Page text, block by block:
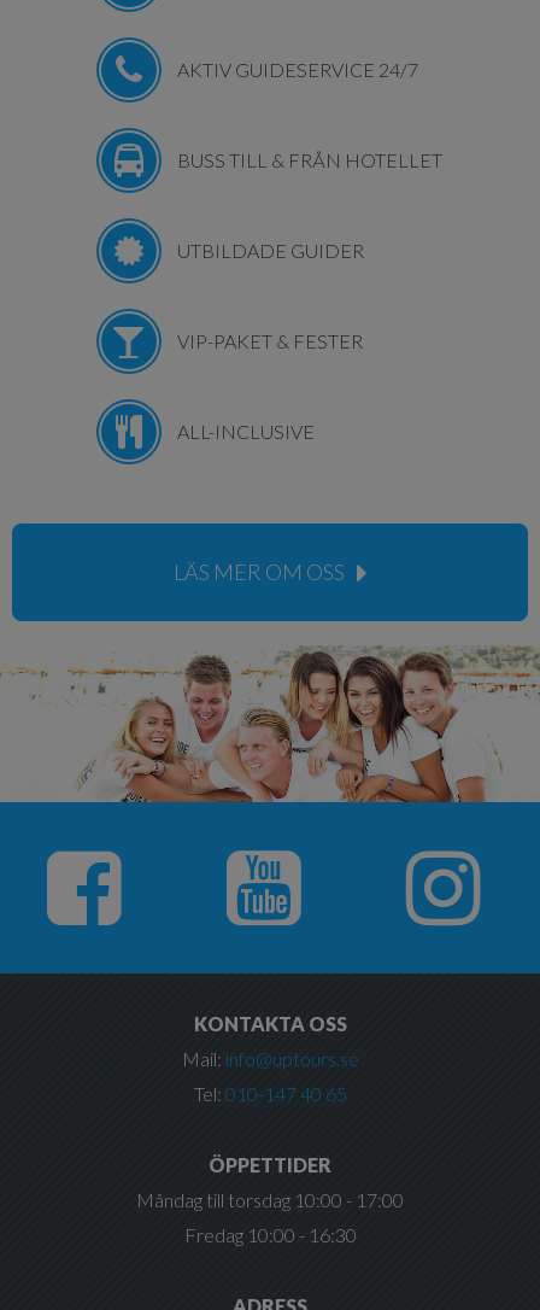
AKTIV GUIDESERVICE 24/7
BUSS TILL & FRÅN HOTELLET
UTBILDADE GUIDER
VIP-PAKET & FESTER
ALL-INCLUSIVE
LÄS MER OM OSS
KONTAKTA OSS
Mail: info@uptours.se
Tel: 010-147 40 65
ÖPPETTIDER
Måndag till torsdag 10:00 - 17:00
Fredag 10:00 - 16:30